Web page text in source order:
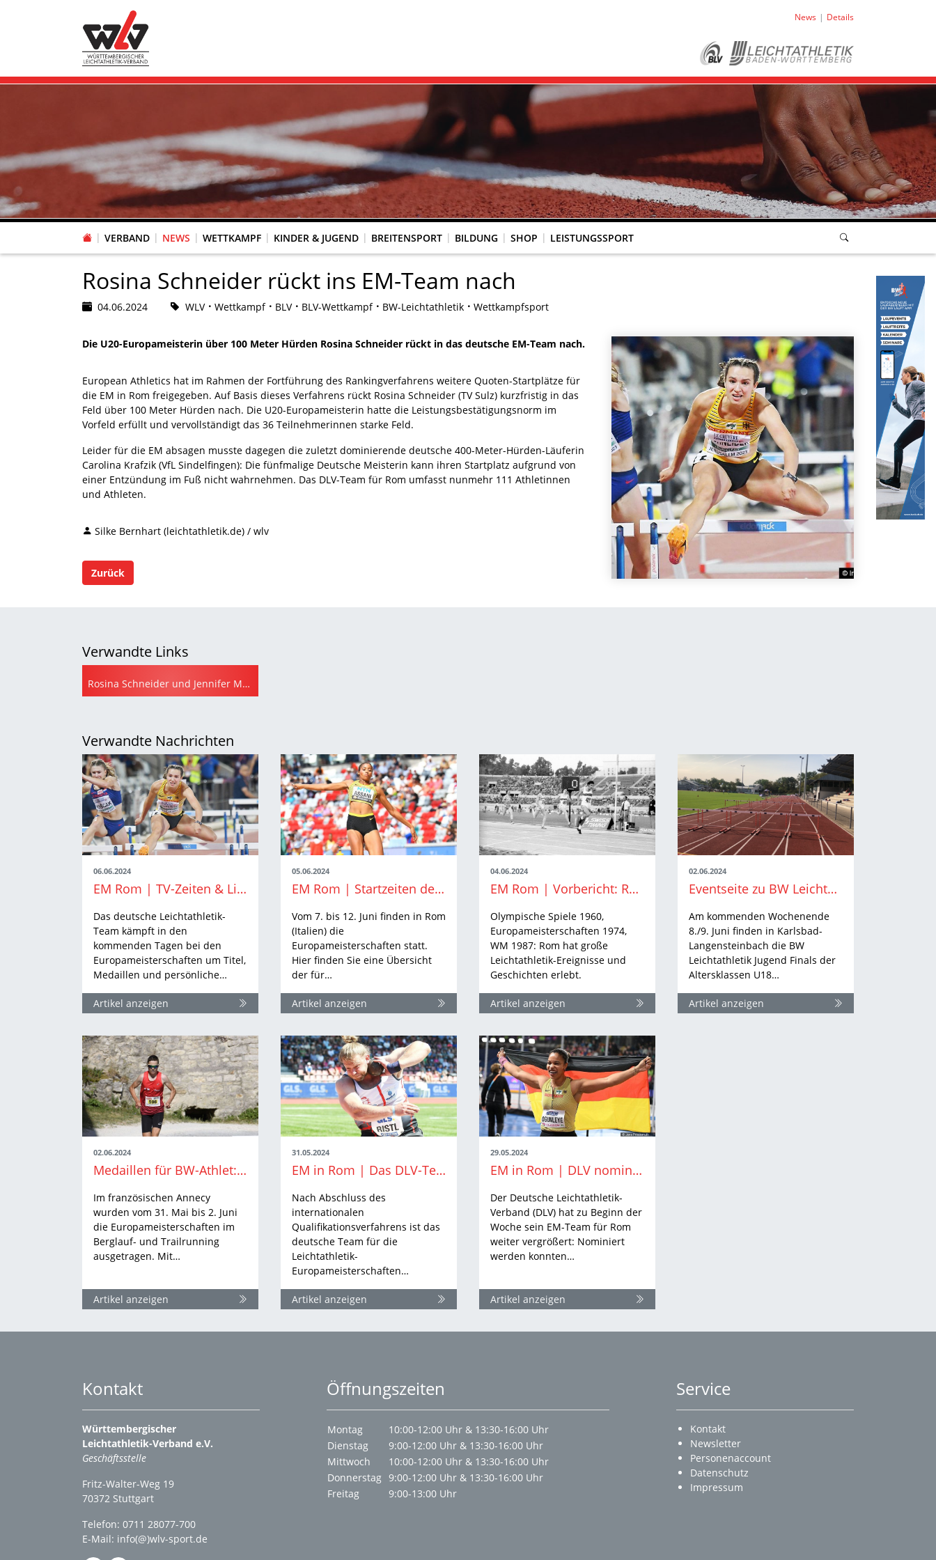
News Details
VERBAND NEWS WETTKAMPF KINDER & JUGEND BREITENSPORT BILDUNG SHOP LEISTUNGSSPORT
Rosina Schneider rückt ins EM-Team nach
04.06.2024 WLV Wettkampf BLV BLV-Wettkampf BW-Leichtathletik Wettkampfsport
Die U20-Europameisterin über 100 Meter Hürden Rosina Schneider rückt in das deutsche EM-Team nach.
European Athletics hat im Rahmen der Fortführung des Rankingverfahrens weitere Quoten-Startplätze für
die EM in Rom freigegeben. Auf Basis dieses Verfahrens rückt Rosina Schneider (TV Sulz) kurzfristig in das
Feld über 100 Meter Hürden nach. Die U20-Europameisterin hatte die Leistungsbestätigungsnorm im
Vorfeld erfüllt und vervollständigt das 36 Teilnehmerinnen starke Feld.
Leider für die EM absagen musste dagegen die zuletzt dominierende deutsche 400-Meter-Hürden-Läuferin
Carolina Krafzik (VfL Sindelfingen): Die fünfmalige Deutsche Meisterin kann ihren Startplatz aufgrund von
einer Entzündung im Fuß nicht wahrnehmen. Das DLV-Team für Rom umfasst nunmehr 111 Athletinnen
und Athleten.
Silke Bernhart (leichtathletik.de) / wlv
Zurück
Verwandte Links
Rosina Schneider und Jennifer Montag erhalten Einzelstartplatz für Rom (leichtathletik.de)
Verwandte Nachrichten
06.06.2024
EM Rom | TV-Zeiten & Livestreams: So sehen Sie die Leichtathletik-EM in Rom live
Das deutsche Leichtathletik-
Team kämpft in den
kommenden Tagen bei den
Europameisterschaften um Titel,
Medaillen und persönliche…
Artikel anzeigen
05.06.2024
EM Rom | Startzeiten der BW-Athlet:innen
Vom 7. bis 12. Juni finden in Rom
(Italien) die
Europameisterschaften statt.
Hier finden Sie eine Übersicht
der für…
Artikel anzeigen
04.06.2024
EM Rom | Vorbericht: Römische Geschichten
Olympische Spiele 1960,
Europameisterschaften 1974,
WM 1987: Rom hat große
Leichtathletik-Ereignisse und
Geschichten erlebt.
Artikel anzeigen
02.06.2024
Eventseite zu BW Leichtathletik Jugend Finals ist online
Am kommenden Wochenende
8./9. Juni finden in Karlsbad-
Langensteinbach die BW
Leichtathletik Jugend Finals der
Altersklassen U18…
Artikel anzeigen
02.06.2024
Medaillen für BW-Athlet:innen bei Berglauf- und Trailrunning-EM
Im französischen Annecy
wurden vom 31. Mai bis 2. Juni
die Europameisterschaften im
Berglauf- und Trailrunning
ausgetragen. Mit…
Artikel anzeigen
31.05.2024
EM in Rom | Das DLV-Team ist komplett
Nach Abschluss des
internationalen
Qualifikationsverfahrens ist das
deutsche Team für die
Leichtathletik-
Europameisterschaften…
Artikel anzeigen
29.05.2024
EM in Rom | DLV nominiert weitere BW-Athlet:innen für deutsches Team
Der Deutsche Leichtathletik-
Verband (DLV) hat zu Beginn der
Woche sein EM-Team für Rom
weiter vergrößert: Nominiert
werden konnten…
Artikel anzeigen
Kontakt
Württembergischer
Leichtathletik-Verband e.V.
Geschäftsstelle
Fritz-Walter-Weg 19
70372 Stuttgart
Telefon: 0711 28077-700
E-Mail: info(@)wlv-sport.de
Öffnungszeiten
Montag
10:00-12:00 Uhr & 13:30-16:00 Uhr
Dienstag
9:00-12:00 Uhr & 13:30-16:00 Uhr
Mittwoch
10:00-12:00 Uhr & 13:30-16:00 Uhr
Donnerstag 9:00-12:00 Uhr & 13:30-16:00 Uhr
Freitag
9:00-13:00 Uhr
Service
Kontakt
Newsletter
Personenaccount
Datenschutz
Impressum